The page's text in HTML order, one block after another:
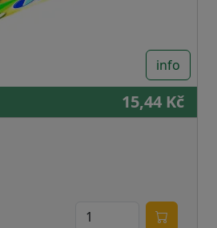
info
15,44 Kč